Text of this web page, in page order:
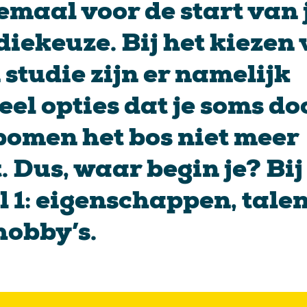
voor de start van
Bij het kiezen
studie zijn er namelijk
opties dat je soms
het bos niet meer
Dus, waar begin je? Bij
1: eigenschappen,